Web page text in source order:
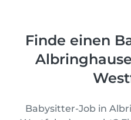
Finde einen
Babysitter-Job in